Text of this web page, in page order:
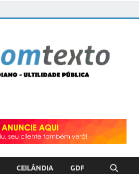
CEILÂNDIA GDF